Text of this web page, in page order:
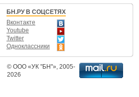
БН.РУ В СОЦСЕТЯХ
Вконтакте
Youtube
Twitter
Одноклассники
© ООО «УК "БН"» , 2005-
2026